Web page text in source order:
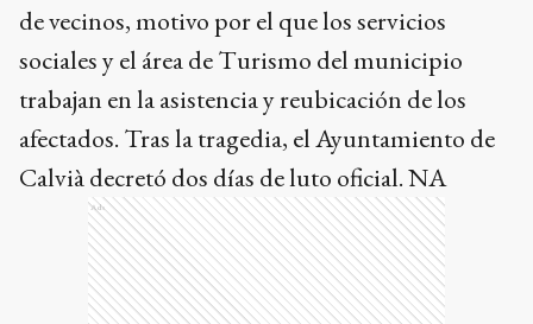
de vecinos, motivo por el que los servicios
sociales y el área de Turismo del municipio
trabajan en la asistencia y reubicación de los
afectados. Tras la tragedia, el Ayuntamiento de
Calvià decretó dos días de luto oficial. NA
Ads